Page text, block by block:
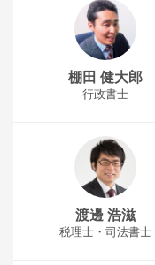
棚田 健大郎
行政書士
渡邊 浩滋
税理士・司法書士